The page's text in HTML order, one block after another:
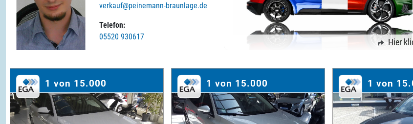
verkauf@peinemann-braunlage.de
Telefon:
05520 930617
Hier
1 von 15.000 1 von 15.000 1 von